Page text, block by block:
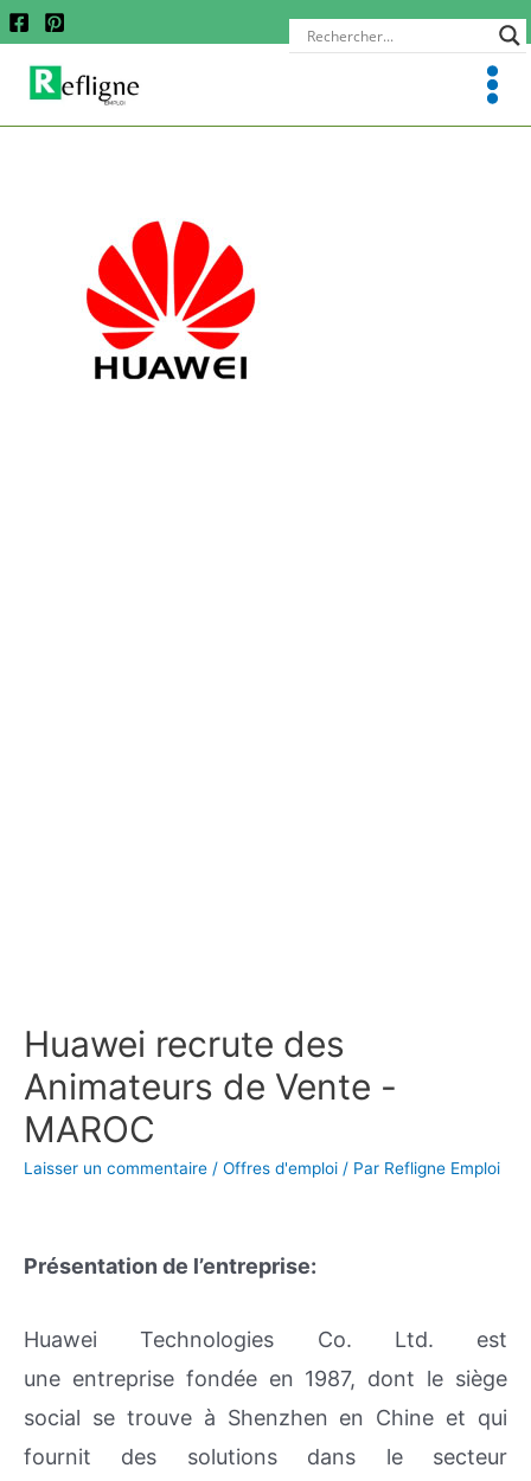
Huawei recrute des
Animateurs de Vente -
MAROC
Laisser un commentaire / Offres d'emploi / Par Refligne Emploi
Présentation de l’entreprise:
Huawei Technologies Co. Ltd. est
une entreprise fondée en 1987, dont le siège
social se trouve à Shenzhen en Chine et qui
fournit des solutions dans le secteur